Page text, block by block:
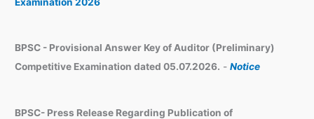
BPSC - Provisional Answer Key of Auditor (Preliminary)
Competitive Examination dated 05.07.2026. -Notice
BPSC- Press Release Regarding Publication of